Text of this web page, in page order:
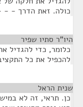
כולה. זאת הדרך - -
היו"ר סתיו שפיר
כלומר, כדי להגדיל
להכפיל את כל
שנית הראל
כן. תראי, זה לא